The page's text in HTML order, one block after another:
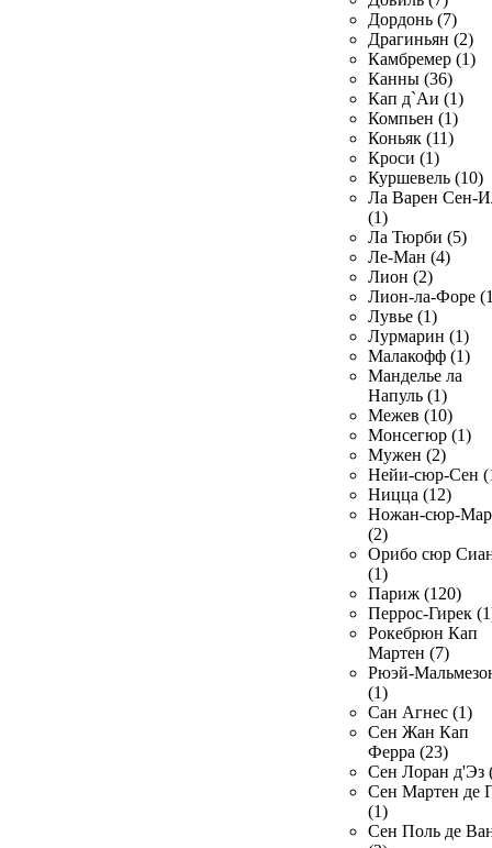
Дордонь (7)
Драгиньян (2)
Камбремер (1)
Канны (36)
Кап д`Аи (1)
Компьен (1)
Коньяк (11)
Кроси (1)
Куршевель (10)
Ла Варен Сен-
(1)
Ла Тюрби (5)
Ле-Ман (4)
Лион (2)
Лион-ла-Форе
Лувье (1)
Лурмарин (1)
Малакофф (1)
Манделье ла
Напуль (1)
Межев (10)
Монсегюр (1)
Мужен (2)
Нейи-сюр-Сен
Ницца (12)
Ножан-сюр-
(2)
Орибо сюр
(1)
Париж (120)
Перрос-Гирек
Рокебрюн Кап
Мартен (7)
Рюэй-
(1)
Сан Агнес (1)
Сен Жан Кап
Ферра (23)
Сен Лоран д'Эз
Сен Мартен де
(1)
Сен Поль де